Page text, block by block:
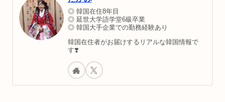
◎ 韓国在住8年目
◎ 延世大学語学堂6級卒業
◎ 韓国大手企業での勤務経験あり
韓国在住者がお届けするリアルな韓国情報で
す❣️